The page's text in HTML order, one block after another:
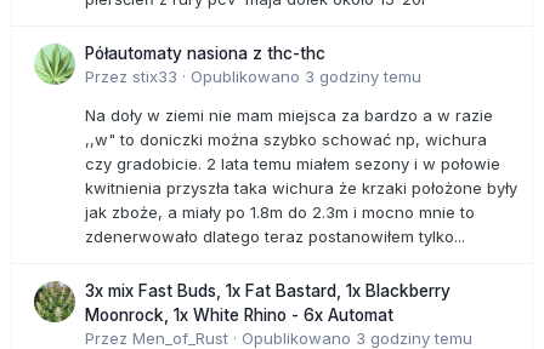
Półautomaty nasiona z thc-thc
Przez stix33 · Opublikowano 3 godziny temu
Na doły w ziemi nie mam miejsca za bardzo a w razie
,,w" to doniczki można szybko schować np, wichura
czy gradobicie. 2 lata temu miałem sezony i w połowie
kwitnienia przyszła taka wichura że krzaki położone były
jak zboże, a miały po 1.8m do 2.3m i mocno mnie to
zdenerwowało dlatego teraz postanowiłem tylko...
3x mix Fast Buds, 1x Fat Bastard, 1x Blackberry
Moonrock, 1x White Rhino - 6x Automat
Przez Men_of_Rust · Opublikowano 3 godziny temu